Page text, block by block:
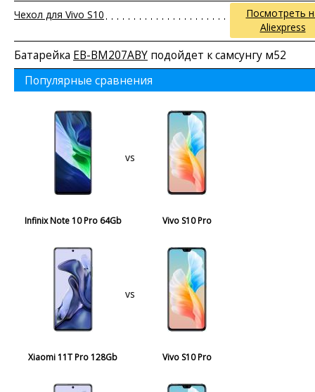
Чехол для Vivo S10
Посмотреть
Aliexpress
Батарейка EB-BM207ABY подойдет к самсунгу м52
Популярные сравнения
Infinix Note 10 Pro 64Gb
vs
Vivo S10 Pro
Xiaomi 11T Pro 128Gb
vs
Vivo S10 Pro